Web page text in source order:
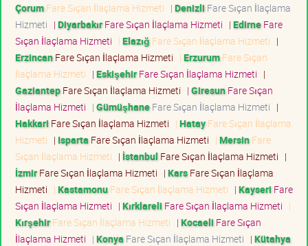
ÇorumFare Sıçan İlaçlama Hizmeti | Denizli Fare Sıçan İlaçlama
Hizmeti | DiyarbakırFare Sıçan İlaçlama Hizmeti | EdirneFare
Sıçan İlaçlama Hizmeti | Elazığ Fare Sıçan İlaçlama Hizmeti |
ErzincanFare Sıçan İlaçlama Hizmeti | ErzurumFare Sıçan
İlaçlama Hizmeti | EskişehirFare Sıçan İlaçlama Hizmeti |
GaziantepFare Sıçan İlaçlama Hizmeti | GiresunFare Sıçan
İlaçlama Hizmeti | GümüşhaneFare Sıçan İlaçlama Hizmeti |
Hakkari Fare Sıçan İlaçlama Hizmeti | HatayFare Sıçan İlaçlama
Hizmeti | Isparta Fare Sıçan İlaçlama Hizmeti | MersinFare
Sıçan İlaçlama Hizmeti | İstanbul Fare Sıçan İlaçlama Hizmeti |
İzmirFare Sıçan İlaçlama Hizmeti | KarsFare Sıçan İlaçlama
Hizmeti | KastamonuFare Sıçan İlaçlama Hizmeti | Kayseri Fare
Sıçan İlaçlama Hizmeti | Kırklareli Fare Sıçan İlaçlama Hizmeti |
KırşehirFare Sıçan İlaçlama Hizmeti | Kocaeli Fare Sıçan
İlaçlama Hizmeti | Konya Fare Sıçan İlaçlama Hizmeti | Kütahya